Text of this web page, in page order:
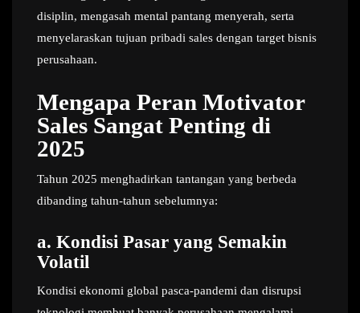
disiplin, mengasah mental pantang menyerah, serta
menyelaraskan tujuan pribadi sales dengan target bisnis
perusahaan.
Mengapa Peran Motivator
Sales Sangat Penting di
2025
Tahun 2025 menghadirkan tantangan yang berbeda
dibanding tahun-tahun sebelumnya:
a. Kondisi Pasar yang Semakin
Volatil
Kondisi ekonomi global pasca-pandemi dan disrupsi